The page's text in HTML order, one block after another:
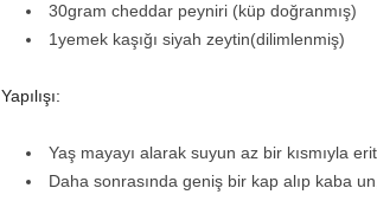
30gram cheddar peyniri (küp doğranmış)
1yemek kaşığı siyah zeytin(dilimlenmiş)
Yapılışı:
Yaş mayayı alarak suyun az bir kısmıyla
Daha sonrasında geniş bir kap alıp kaba